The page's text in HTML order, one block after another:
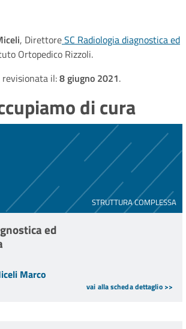
, DirettoreSC Radiologia diagnostica ed
Ortopedico Rizzoli.
il:8 giugno 2021.
di cura
STRUTTURA COMPLESSA
ed
Marco
vai alla scheda dettaglio >>